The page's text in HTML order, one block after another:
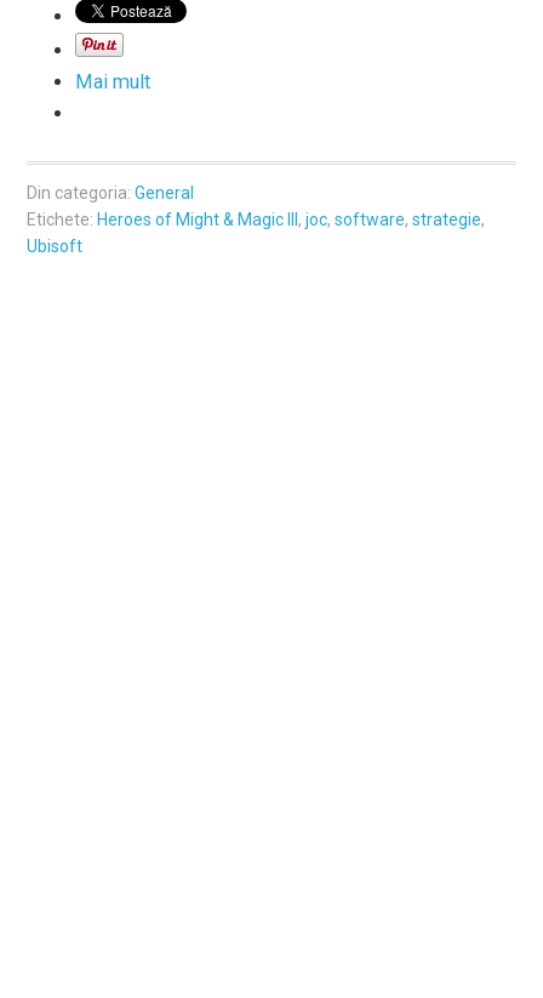
Mai mult
Din categoria:General
Etichete: Heroes of Might & Magic III ,joc,software,strategie,
Ubisoft